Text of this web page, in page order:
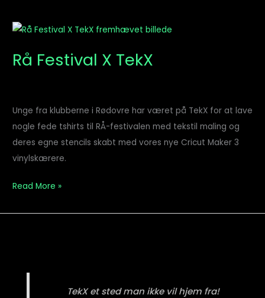
Rå Festival X TekX
Unge fra klubberne i Rødovre har været på TekX for at lave
nogle fede tshirts til RÅ-festivalen med tekstil maling og
deres egne stencils skabt med vores nye Cricut Maker 3
vinylskærere.
Rå
X
Read More »
TekX et sted man ikke vil hjem fra!